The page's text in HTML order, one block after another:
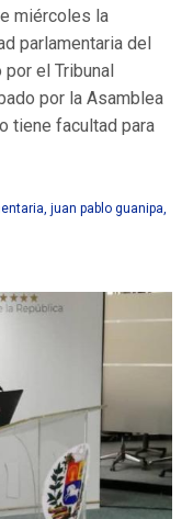
miércoles la
parlamentaria del
el Tribunal
por la Asamblea
tiene facultad para
juan pablo guanipa